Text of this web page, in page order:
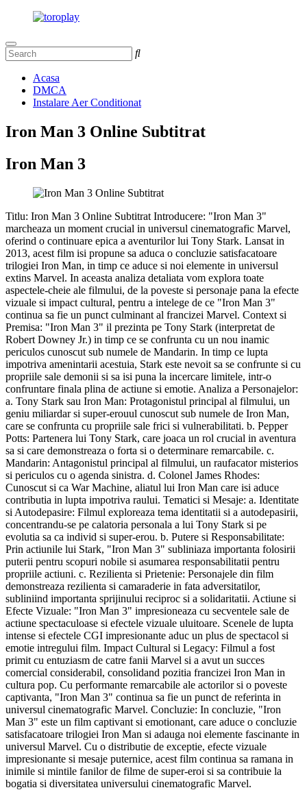
Acasa
DMCA
Instalare Aer Conditionat
Iron Man 3 Online Subtitrat
Iron Man 3
Titlu: Iron Man 3 Online Subtitrat Introducere: "Iron Man 3"
marcheaza un moment crucial in universul cinematografic Marvel,
oferind o continuare epica a aventurilor lui Tony Stark. Lansat in
2013, acest film isi propune sa aduca o concluzie satisfacatoare
trilogiei Iron Man, in timp ce aduce si noi elemente in universul
extins Marvel. In aceasta analiza detaliata vom explora toate
aspectele-cheie ale filmului, de la poveste si personaje pana la efecte
vizuale si impact cultural, pentru a intelege de ce "Iron Man 3"
continua sa fie un punct culminant al francizei Marvel. Context si
Premisa: "Iron Man 3" il prezinta pe Tony Stark (interpretat de
Robert Downey Jr.) in timp ce se confrunta cu un nou inamic
periculos cunoscut sub numele de Mandarin. In timp ce lupta
impotriva amenintarii acestuia, Stark este nevoit sa se confrunte si cu
propriile sale demonii si sa isi puna la incercare limitele, intr-o
confruntare finala plina de actiune si emotie. Analiza a Personajelor:
a. Tony Stark sau Iron Man: Protagonistul principal al filmului, un
geniu miliardar si super-erouul cunoscut sub numele de Iron Man,
care se confrunta cu propriile sale frici si vulnerabilitati. b. Pepper
Potts: Partenera lui Tony Stark, care joaca un rol crucial in aventura
sa si care demonstreaza o forta si o determinare remarcabile. c.
Mandarin: Antagonistul principal al filmului, un raufacator misterios
si periculos cu o agenda sinistra. d. Colonel James Rhodes:
Cunoscut si ca War Machine, aliatul lui Iron Man care isi aduce
contributia in lupta impotriva raului. Tematici si Mesaje: a. Identitate
si Autodepasire: Filmul exploreaza tema identitatii si a autodepasirii,
concentrandu-se pe calatoria personala a lui Tony Stark si pe
evolutia sa ca individ si super-erou. b. Putere si Responsabilitate:
Prin actiunile lui Stark, "Iron Man 3" subliniaza importanta folosirii
puterii pentru scopuri nobile si asumarea responsabilitatii pentru
propriile actiuni. c. Rezilienta si Prietenie: Personajele din film
demonstreaza rezilienta si camaraderie in fata adversitatilor,
subliniind importanta sprijinului reciproc si a solidaritatii. Actiune si
Efecte Vizuale: "Iron Man 3" impresioneaza cu secventele sale de
actiune spectaculoase si efectele vizuale uluitoare. Scenele de lupta
intense si efectele CGI impresionante aduc un plus de spectacol si
emotie intregului film. Impact Cultural si Legacy: Filmul a fost
primit cu entuziasm de catre fanii Marvel si a avut un succes
comercial considerabil, consolidand pozitia francizei Iron Man in
cultura pop. Cu performante remarcabile ale actorilor si o poveste
captivanta, "Iron Man 3" continua sa fie un punct de referinta in
universul cinematografic Marvel. Concluzie: In concluzie, "Iron
Man 3" este un film captivant si emotionant, care aduce o concluzie
satisfacatoare trilogiei Iron Man si adauga noi elemente fascinante in
universul Marvel. Cu o distributie de exceptie, efecte vizuale
impresionante si mesaje puternice, acest film continua sa ramana in
inimile si mintile fanilor de filme de super-eroi si sa contribuie la
bogatia si diversitatea universului cinematografic Marvel.